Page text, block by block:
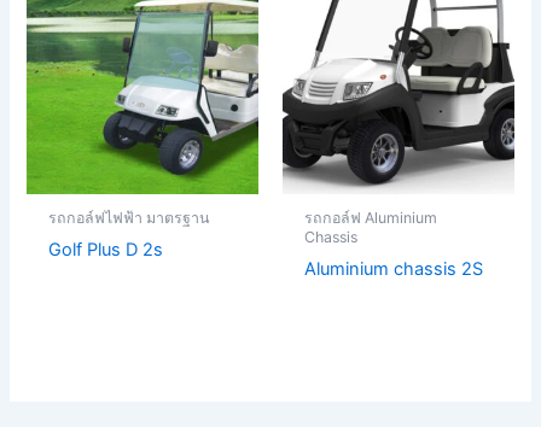
รถกอล์ฟไฟฟ้า มาตรฐาน
Golf Plus D 2s
รถกอล์ฟ Aluminium
Chassis
Aluminium chassis 2S